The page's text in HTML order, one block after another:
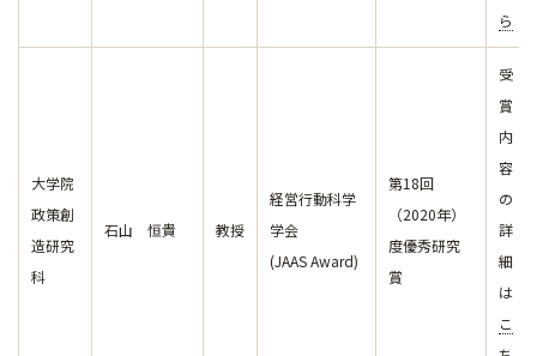
ら
大学院
政策創
造研究
科
石山 恒貴 教授
経営行動科学
学会
(JAAS Award)
第18回
（2020年）
度優秀研究
賞
受
賞
内
容
の
詳
細
は
こ